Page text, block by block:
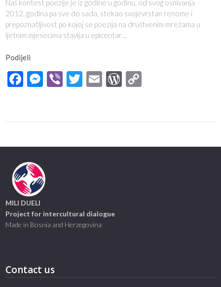
Naš kontest poezije je iz godine u godinu, od svog osnivanja
2012. godina pa sve do sada, stekao svojevrstan renome i
prepoznatljivost po kojoj se poezija na društvenim mrežama u
ljetnim mjesecima stavlja u epicentar…
Podijeli
Facebook
Messenger
ViberTwitter
EmailWordPress
MILI DUELI
Project for intercultural dialogue
Made in Bosnia and Herzegovina
Contact us